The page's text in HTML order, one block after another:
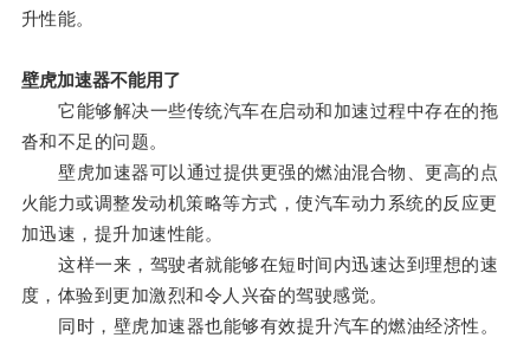
升性能。
壁虎加速器不能用了
它能够解决一些传统汽车在启动和加速过程中存在的拖
沓和不足的问题。
壁虎加速器可以通过提供更强的燃油混合物、更高的点
火能力或调整发动机策略等方式，使汽车动力系统的反应更
加迅速，提升加速性能。
这样一来，驾驶者就能够在短时间内迅速达到理想的速
度，体验到更加激烈和令人兴奋的驾驶感觉。
同时，壁虎加速器也能够有效提升汽车的燃油经济性。